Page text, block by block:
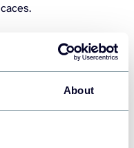
About
. Conéctate a
incorporado de
Programa